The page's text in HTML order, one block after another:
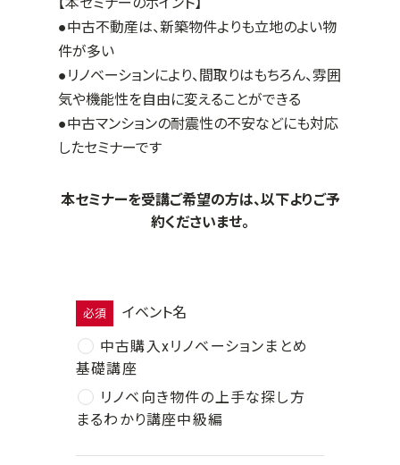
●中古不動産は、新築物件よりも立地のよい物
件が多い
●リノベーションにより、間取りはもちろん、雰囲
気や機能性を自由に変えることができる
●中古マンションの耐震性の不安などにも対応
したセミナーです
本セミナーを受講ご希望の方は、以下よりご予
約くださいませ。
必須
イベント名
中古購入xリノベーションまとめ
基礎講座
リノベ向き物件の上手な探し方
まるわかり講座中級編